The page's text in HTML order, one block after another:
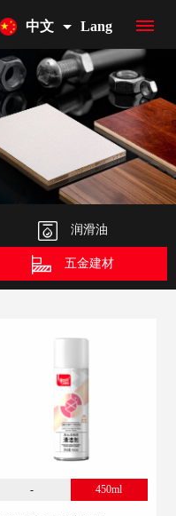
中文 Lang
润滑油
五金建材
- 450ml